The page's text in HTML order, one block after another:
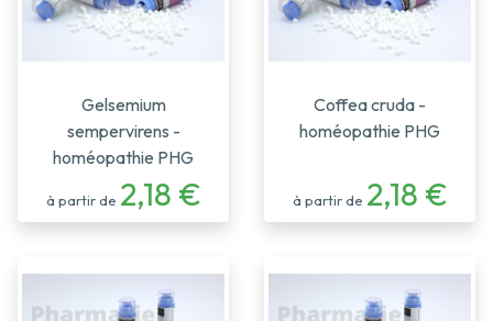
Gelsemium
sempervirens -
homéopathie PHG
à partir de 2,18 €
Coffea cruda -
homéopathie PHG
à partir de 2,18 €